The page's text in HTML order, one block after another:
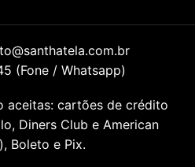
(Fone / Whatsapp)
aceitas: cartões de crédito
Diners Club e American
Boleto e Pix.